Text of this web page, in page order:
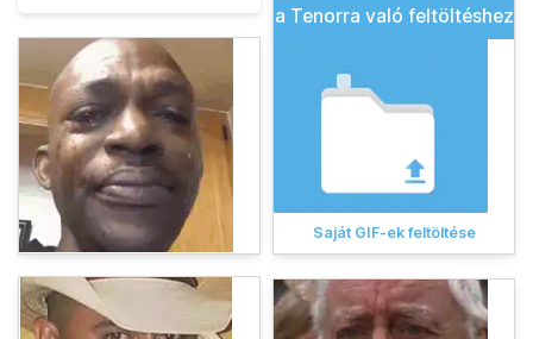
a Tenorra való feltöltéshez
Saját GIF-ek feltöltése